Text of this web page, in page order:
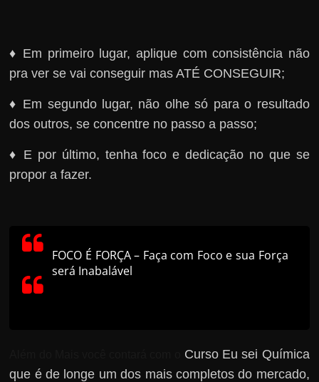
♦ Em primeiro lugar, aplique com consistência não
pra ver se vai conseguir mas ATÉ CONSEGUIR;
♦ Em segundo lugar, não olhe só para o resultado
dos outros, se concentre no passo a passo;
♦ E por último, tenha foco e dedicação no que se
propor a fazer.
FOCO É FORÇA – Faça com Foco e sua Força
será Inabalável
Curso Eu sei Química
que é de longe um dos mais completos do mercado,